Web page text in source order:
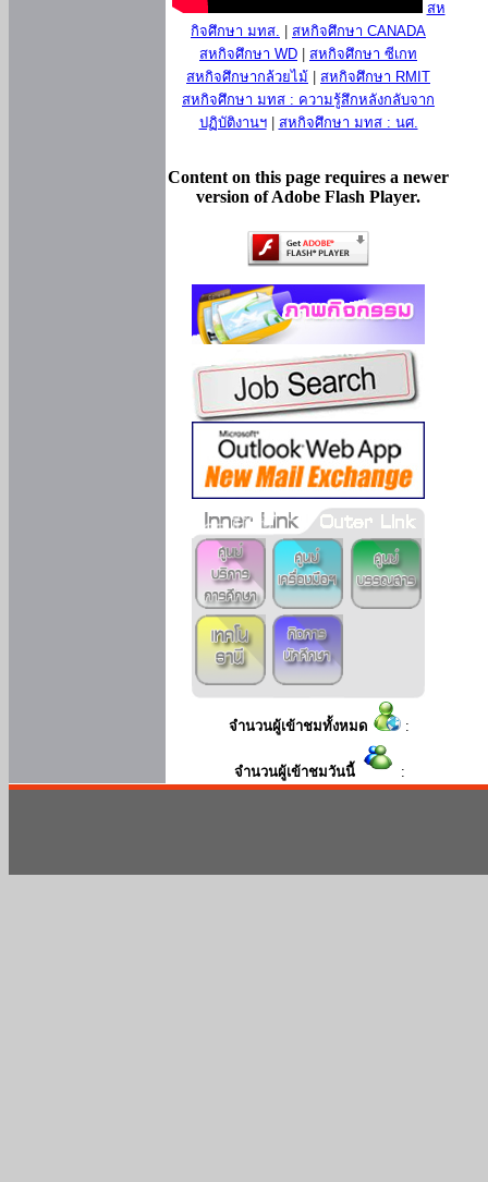
สห
กิจศึกษา มทส.
สหกิจศึกษา CANADA
สหกิจศึกษา WD
สหกิจศึกษา ซีเกท
สหกิจศึกษากล้วยไม้
สหกิจศึกษา RMIT
สหกิจศึกษา มทส : ความรู้สึกหลังกลับจาก
ปฏิบัติงานฯ| สหกิจศึกษา มทส : นศ.
Content on this page requires a newer
version of Adobe Flash Player.
จำนวนผู้เข้าชมทั้งหมด :
จำนวนผู้เข้าชมวันนี้ :